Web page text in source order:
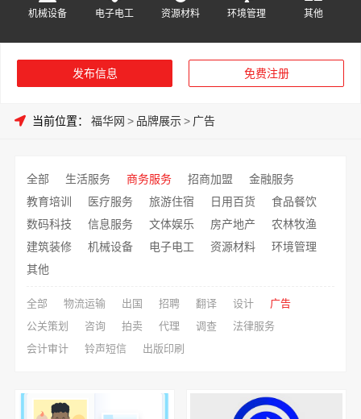
机械设备 电子电工 资源材料 环境管理 其他
发布信息 免费注册
当前位置： 福华网 > 品牌展示> 广告
全部 生活服务 商务服务 招商加盟
金融服务
教育培训
医疗服务 旅游住宿 日用百货
食品餐饮
数码科技
信息服务 文体娱乐 房产地产
农林牧渔
建筑装修
机械设备 电子电工 资源材料
环境管理
其他
全部 物流运输 出国 招聘 翻译 设计
广告
公关策划
咨询 拍卖 代理 调查
法律服务
会计审计
铃声短信 出版印刷